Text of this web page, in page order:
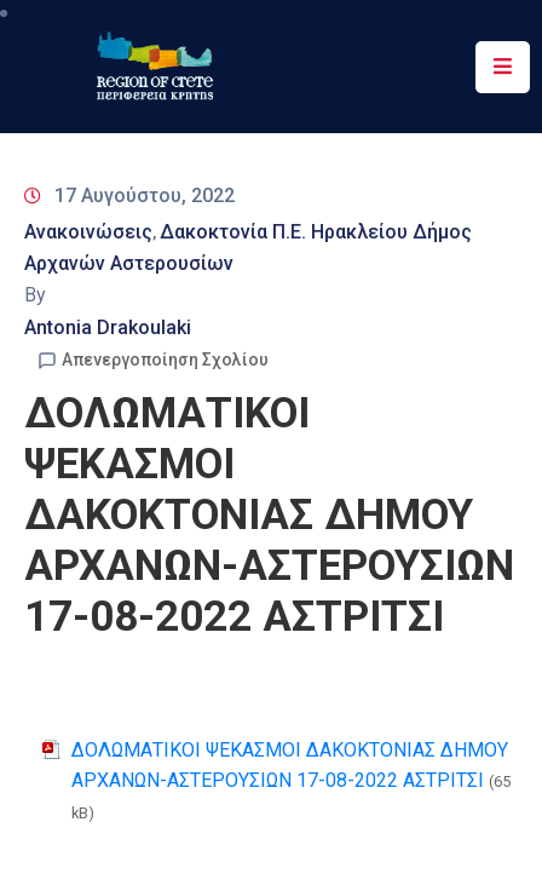
Περιφέρεια
&
Δράσεις
Ψηφιακές
Υπηρεσίες
Επικοινωνία
17 Αυγούστου, 2022
Ανακοινώσεις‚Δακοκτονία Π.Ε. Ηρακλείου Δήμος
Αρχανών Αστερουσίων
By
Antonia Drakoulaki
Απενεργοποίηση Σχολίου
ΔΟΛΩΜΑΤΙΚΟΙ
ΨΕΚΑΣΜΟΙ
ΔΑΚΟΚΤΟΝΙΑΣ ΔΗΜΟΥ
ΑΡΧΑΝΩΝ-ΑΣΤΕΡΟΥΣΙΩΝ
17-08-2022 ΑΣΤΡΙΤΣΙ
ΔΟΛΩΜΑΤΙΚΟΙ ΨΕΚΑΣΜΟΙ ΔΑΚΟΚΤΟΝΙΑΣ ΔΗΜΟΥ
ΑΡΧΑΝΩΝ-ΑΣΤΕΡΟΥΣΙΩΝ 17-08-2022 ΑΣΤΡΙΤΣΙ (65
kB)